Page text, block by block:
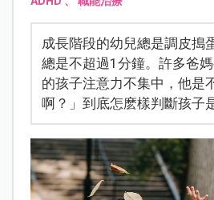
成長階段的幼兒總是調皮搗
總是不超過1分鐘。許多爸
的孩子注意力不集中，他是
啊？」到底怎麽樣判斷孩子